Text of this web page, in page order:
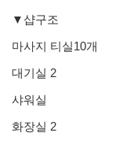
▼샵구조
마사지 티실10개
대기실 2
샤워실
화장실 2